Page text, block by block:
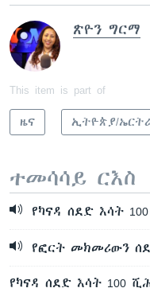
ጽዮን ግርማ
This item is part of
ዜና ኢትዮጵያ/
ተመሳሳይ ርእስ
የካናዳ ሰደድ እሳት
የፎርት መክመሪውን
የካናዳ ሰደድ እሳት 100